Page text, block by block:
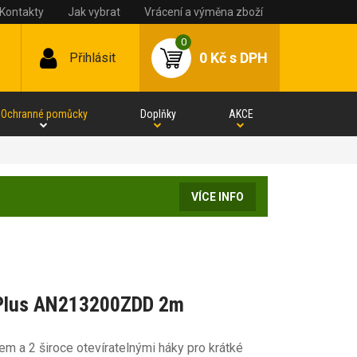
Kontakty Jak vybrat Vrácení a výměna zboží
Přihlásit
0
0 Kčs DPH
Ochranné pomůcky Doplňky AKCE
VÍCE INFO
AN213200ZDD 2m
a 2 široce otevíratelnými háky pro krátké